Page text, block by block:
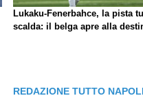
Lukaku-Fenerbahce, la pista
scalda: il belga apre alla
REDAZIONE TUTTO